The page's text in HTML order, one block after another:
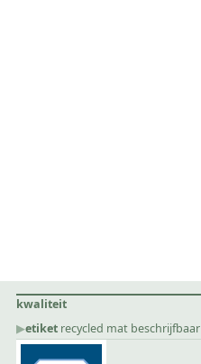
kwaliteit
▶︎etiket recycled mat beschrijfbaar